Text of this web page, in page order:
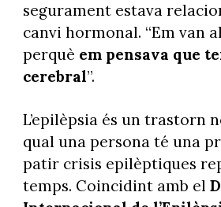
segurament estava
canvi hormonal. “Em van
perquè em pensava que
cerebral”.
L’epilèpsia és un trastorn
qual una persona té una
patir crisis epilèptiques
temps. Coincidint amb el